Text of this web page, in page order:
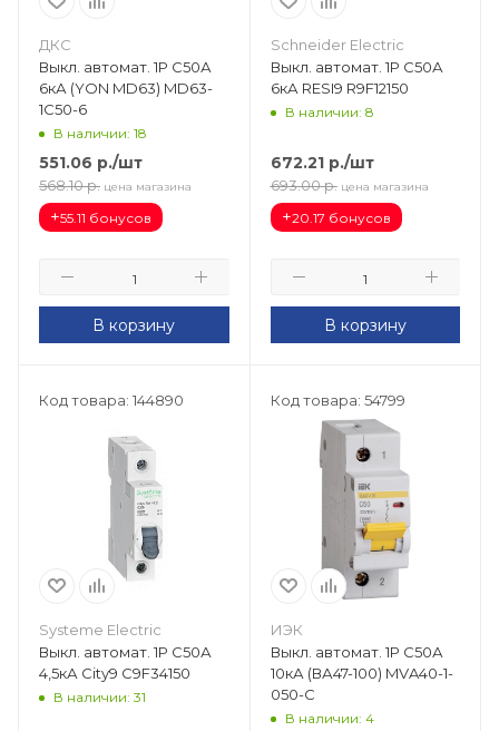
ДКС
Выкл. автомат. 1Р С50А
6кА (YON MD63) MD63-
1C50-6
В наличии: 18
551.06 р./шт
568.10 р. цена магазина
+55.11 бонусов
В корзину
Schneider Electric
Выкл. автомат. 1Р С50А
6кА RESI9 R9F12150
В наличии: 8
672.21р./шт
693.00 р. цена магазина
+20.17 бонусов
В корзину
Код товара: 144890
Systeme Electric
Выкл. автомат. 1Р С50А
4,5кА Сity9 C9F34150
В наличии: 31
Код товара: 54799
ИЭК
Выкл. автомат. 1Р С50А
10кА (ВА47-100) MVA40-1-
050-C
В наличии: 4